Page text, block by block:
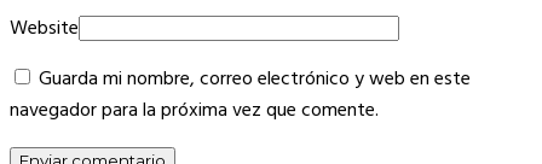
Website
Guarda mi nombre, correo electrónico y web en este
navegador para la próxima vez que comente.